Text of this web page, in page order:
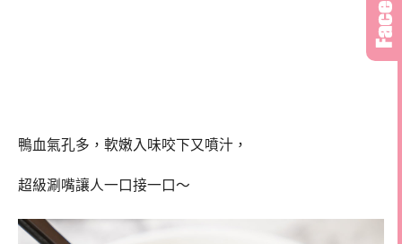
鴨血氣孔多，軟嫩入味咬下又噴汁，
超級涮嘴讓人一口接一口～